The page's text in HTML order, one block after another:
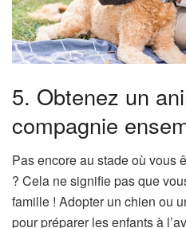
5. Obtenez un
compagnie
Pas encore au stade où vous
? Cela ne signifie pas que
famille ! Adopter un chien ou
pour préparer les enfants à